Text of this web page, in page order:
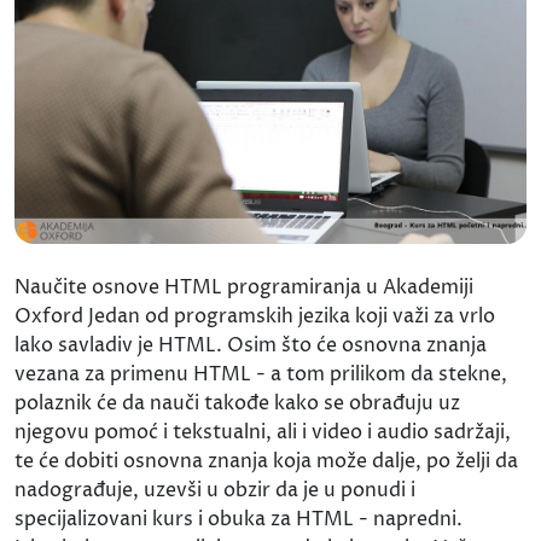
Naučite osnove HTML programiranja u Akademiji
Oxford Jedan od programskih jezika koji važi za vrlo
lako savladiv je HTML. Osim što će osnovna znanja
vezana za primenu HTML - a tom prilikom da stekne,
polaznik će da nauči takođe kako se obrađuju uz
njegovu pomoć i tekstualni, ali i video i audio sadržaji,
te će dobiti osnovna znanja koja može dalje, po želji da
nadograđuje, uzevši u obzir da je u ponudi i
specijalizovani kurs i obuka za HTML - napredni.